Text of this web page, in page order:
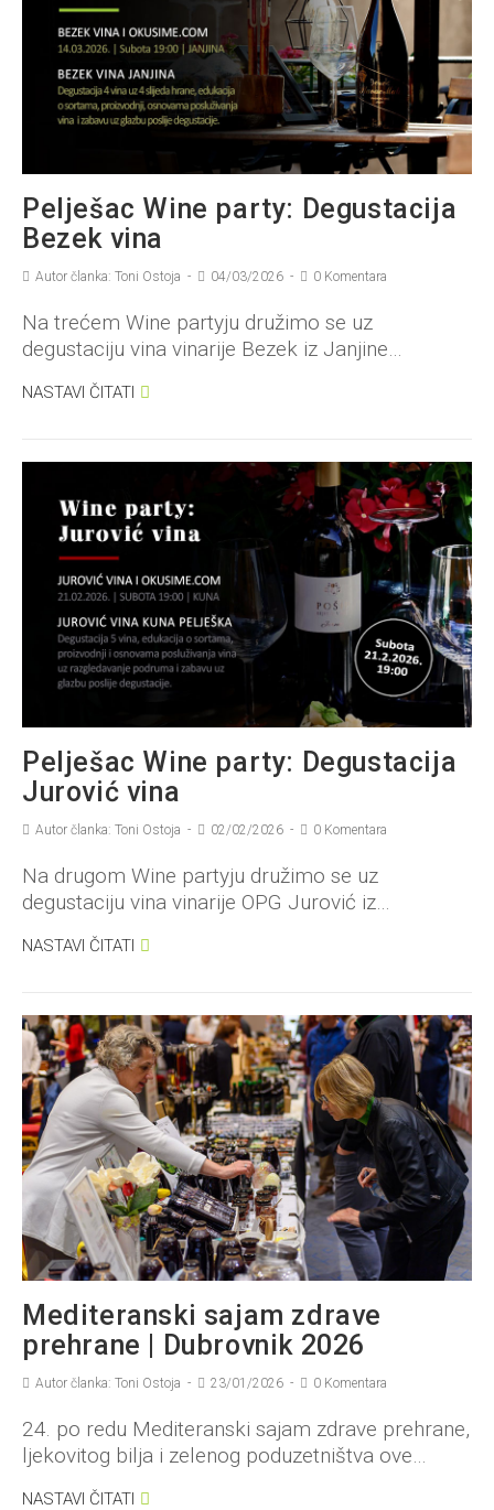
Pelješac Wine party: Degustacija
Bezek vina
Autor članka: Toni Ostoja 04/03/2026 0 Komentara
Na trećem Wine partyju družimo se uz
degustaciju vina vinarije Bezek iz Janjine…
NASTAVI ČITATI
Pelješac Wine party: Degustacija
Jurović vina
Autor članka: Toni Ostoja 02/02/2026 0 Komentara
Na drugom Wine partyju družimo se uz
degustaciju vina vinarije OPG Jurović iz…
NASTAVI ČITATI
Mediteranski sajam zdrave
prehrane | Dubrovnik 2026
Autor članka: Toni Ostoja 23/01/2026 0 Komentara
24. po redu Mediteranski sajam zdrave prehrane,
ljekovitog bilja i zelenog poduzetništva ove…
NASTAVI ČITATI